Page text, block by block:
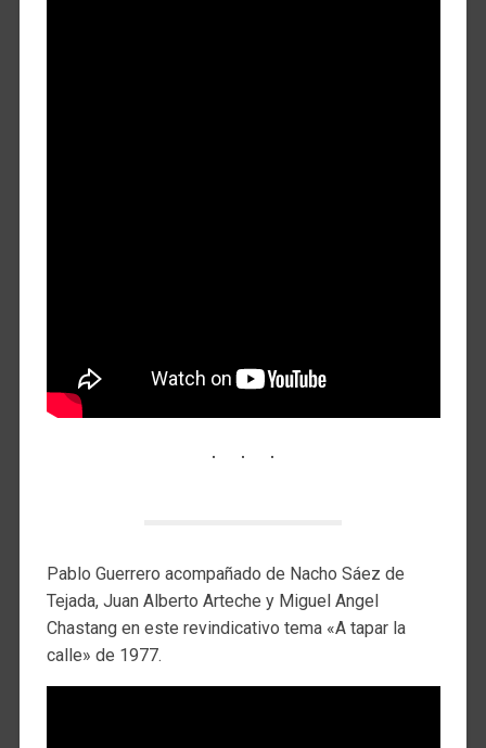
Pablo Guerrero acompañado de Nacho Sáez de
Tejada, Juan Alberto Arteche y Miguel Angel
Chastang en este revindicativo tema «A tapar la
calle» de 1977.